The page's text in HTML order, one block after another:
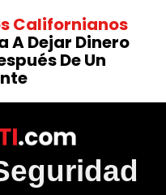
Californianos
A Dejar Dinero
De Un